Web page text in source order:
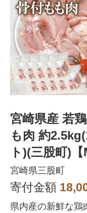
宮崎県産 若
も肉 約
ト)(三股町)
宮崎県三股町
寄付金額
県内産の新鮮な鶏